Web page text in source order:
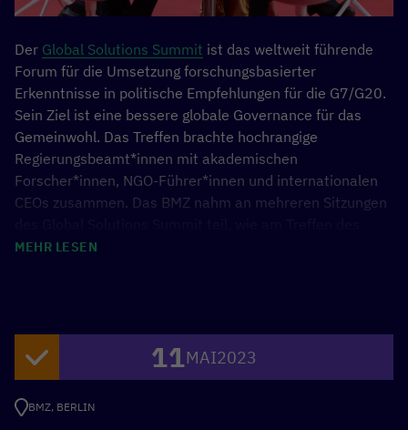
Der Global Solutions Summit ist das weltweit führende
Forum für die Umsetzung forschungsbasierter
Erkenntnisse in politische Empfehlungen für die G7/G20.
Sein Ziel ist eine bessere globale Governance für das
Gemeinwohl. Das Treffen brachte hochrangige
Regierungsbeamt*innen mit akademischen
Forscher*innen, NGO-Führer*innen und internationalen
CEOs zusammen. Das BMZ nahm an mehreren Sitzungen
Beirats und den Sitzungen „High-Level Forum on
MEHR LESEN
11MAI2023
BMZ, BERLIN